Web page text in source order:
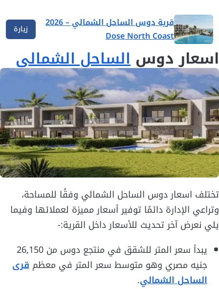
قرية دوس الساحل الشمالي – 2026
Dose North Coast
زيارة
اسعار دوس الساحل الشمالي
تختلف اسعار دوس الساحل الشمالي وفقًا للمساحة،
وتراعي الإدارة دائمًا توفير أسعار مميزة لعملائها وفيما
يلي نعرض آخر تحديث للأسعار داخل القرية:-
يبدأ سعر المتر للشقق في منتجع دوس من 26,150
جنيه مصري وهو متوسط سعر المتر في معظم قرى
الساحل الشمالي.